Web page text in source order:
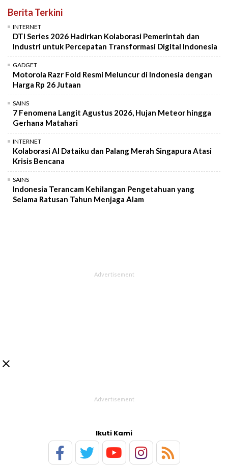
Berita Terkini
INTERNET
DTI Series 2026 Hadirkan Kolaborasi Pemerintah dan
Industri untuk Percepatan Transformasi Digital Indonesia
GADGET
Motorola Razr Fold Resmi Meluncur di Indonesia dengan
Harga Rp 26 Jutaan
SAINS
7 Fenomena Langit Agustus 2026, Hujan Meteor hingga
Gerhana Matahari
INTERNET
Kolaborasi AI Dataiku dan Palang Merah Singapura Atasi
Krisis Bencana
SAINS
Indonesia Terancam Kehilangan Pengetahuan yang
Selama Ratusan Tahun Menjaga Alam

Ikuti Kami